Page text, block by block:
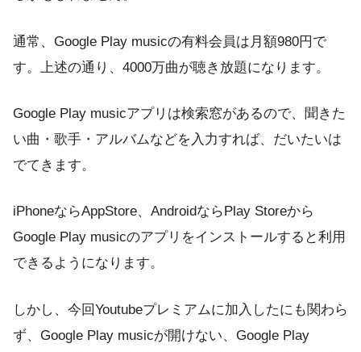
通常、Google Play musicの有料会員は月額980円で
す。上述の通り、4000万曲が聴き放題になります。
Google Play musicアプリは検索窓があるので、聞きた
い曲・歌手・アルバムなどを入力すれば、だいたいは
でてきます。
iPhoneならAppStore、AndroidならPlay Storeから
Google Play musicのアプリをインストールすると利用
できるようになります。
しかし、今回Youtubeプレミアムに加入したにも関わら
ず、Google Play musicが開けない、Google Play